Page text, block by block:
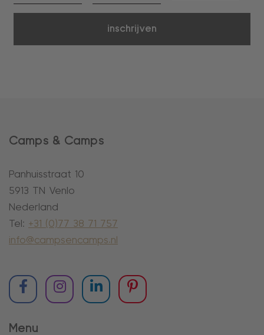
inschrijven
Camps & Camps
Panhuisstraat 10
5913 TN Venlo
Nederland
Tel: +31 (0)77 38 71 757
info@campsencamps.nl
Menu